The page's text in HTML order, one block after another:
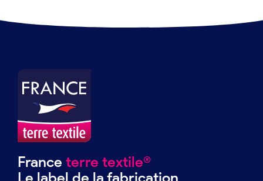
France terre textile®
Le label de la fabrication